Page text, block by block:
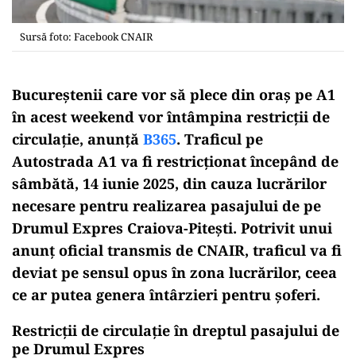
Sursă foto: Facebook CNAIR
Bucureștenii care vor să plece din oraș pe A1
în acest weekend vor întâmpina restricții de
circulație, anunță B365. Traficul pe
Autostrada A1 va fi restricționat începând de
sâmbătă, 14 iunie 2025, din cauza lucrărilor
necesare pentru realizarea pasajului de pe
Drumul Expres Craiova-Pitești. Potrivit unui
anunț oficial transmis de CNAIR, traficul va fi
deviat pe sensul opus în zona lucrărilor, ceea
ce ar putea genera întârzieri pentru șoferi.
Restricții de circulație în dreptul pasajului de
pe Drumul Expres